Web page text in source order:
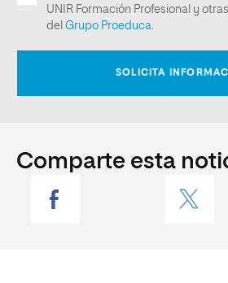
Comparte esta